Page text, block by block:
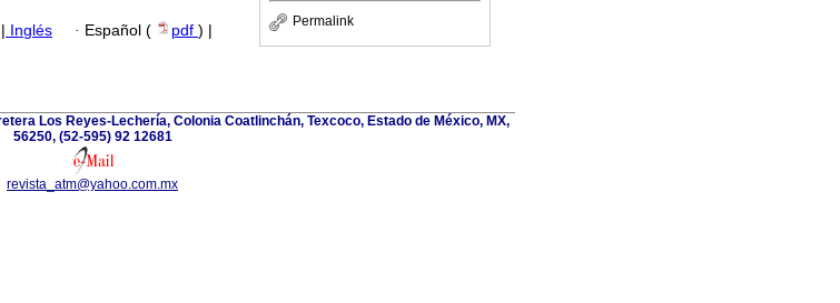
Permalink
| Inglés · Español ( pdf ) |
Los Reyes-Lechería, Colonia Coatlinchán, Texcoco, Estado de México, MX,
56250, (52-595) 92 12681
revista_atm@yahoo.com.mx